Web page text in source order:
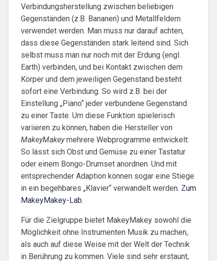
Verbindungsherstellung zwischen beliebigen
Gegenständen (z.B. Bananen) und Metallfeldern
verwendet werden. Man muss nur darauf achten,
dass diese Gegenständen stark leitend sind. Sich
selbst muss man nur noch mit der Erdung (engl.
Earth) verbinden, und bei Kontakt zwischen dem
Körper und dem jeweiligen Gegenstand besteht
sofort eine Verbindung. So wird z.B. bei der
Einstellung „Piano“ jeder verbundene Gegenstand
zu einer Taste. Um diese Funktion spielerisch
variieren zu können, haben die Hersteller von
MakeyMakeymehrere Webprogramme entwickelt:
So lässt sich Obst und Gemüse zu einer Tastatur
oder einem Bongo-Drumset anordnen. Und mit
entsprechender Adaption können sogar eine Stiege
in ein begehbares „Klavier“ verwandelt werden. Zum
MakeyMakey-Lab.
Für die Zielgruppe bietet MakeyMakey sowohl die
Möglichkeit ohne Instrumenten Musik zu machen,
als auch auf diese Weise mit der Welt der Technik
in Berührung zu kommen. Viele sind sehr erstaunt,